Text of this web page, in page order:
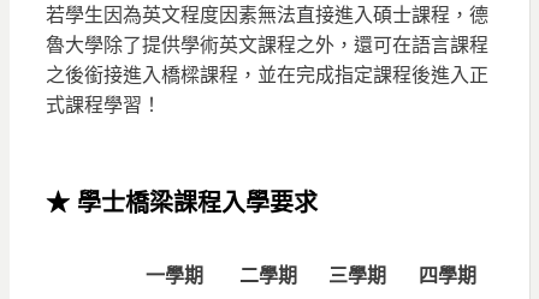
若學生因為英文程度因素無法直接進入碩士課程，德
魯大學除了提供學術英文課程之外，還可在語言課程
之後銜接進入橋樑課程，並在完成指定課程後進入正
式課程學習！
★ 學士橋梁課程入學要求
一學期 二學期 三學期
四學期